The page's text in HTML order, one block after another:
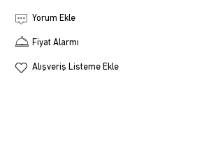
Yorum Ekle
Fiyat Alarmı
Alışveriş Listeme Ekle